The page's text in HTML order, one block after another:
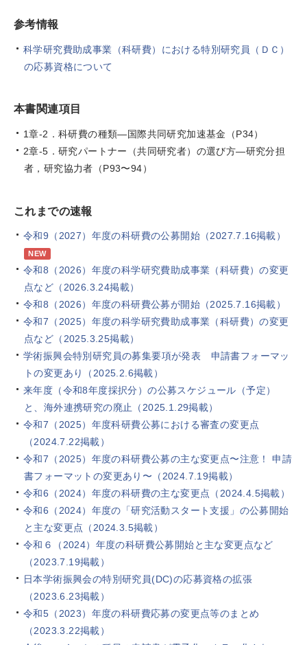
参考情報
科学研究費助成事業（科研費）における特別研究員（ＤＣ）
の応募資格について
本書関連項目
1章-2．科研費の種類―国際共同研究加速基金（P34）
2章-5．研究パートナー（共同研究者）の選び方―研究分担
者，研究協力者（P93〜94）
これまでの速報
令和9（2027）年度の科研費の公募開始（2027.7.16掲載）
NEW
令和8（2026）年度の科学研究費助成事業（科研費）の変更
点など（2026.3.24掲載）
令和8（2026）年度の科研費公募が開始（2025.7.16掲載）
令和7（2025）年度の科学研究費助成事業（科研費）の変更
点など（2025.3.25掲載）
学術振興会特別研究員の募集要項が発表 申請書フォーマッ
トの変更あり（2025.2.6掲載）
来年度（令和8年度採択分）の公募スケジュール（予定）
と、海外連携研究の廃止（2025.1.29掲載）
令和7（2025）年度科研費公募における審査の変更点
（2024.7.22掲載）
令和7（2025）年度の科研費公募の主な変更点〜注意！ 申請
書フォーマットの変更あり〜（2024.7.19掲載）
令和6（2024）年度の科研費の主な変更点（2024.4.5掲載）
令和6（2024）年度の「研究活動スタート支援」の公募開始
と主な変更点（2024.3.5掲載）
令和６（2024）年度の科研費公募開始と主な変更点など
（2023.7.19掲載）
日本学術振興会の特別研究員(DC)の応募資格の拡張
（2023.6.23掲載）
令和5（2023）年度の科研費応募の変更点等のまとめ
（2023.3.22掲載）